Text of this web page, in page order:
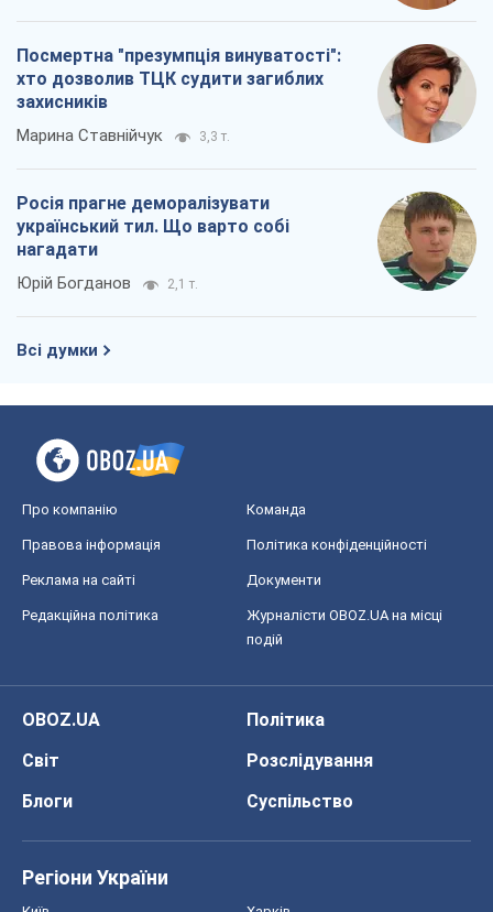
Посмертна "презумпція винуватості":
хто дозволив ТЦК судити загиблих
захисників
Марина Ставнійчук 3,3 т.
Росія прагне деморалізувати
український тил. Що варто собі
нагадати
Юрій Богданов 2,1 т.
Всі думки
Про компанію Команда
Правова інформація Політика конфіденційності
Реклама на сайті Документи
Редакційна політика
Журналісти OBOZ.UA на місці
подій
OBOZ.UA
Політика
Світ
Розслідування
Блоги
Суспільство
Регіони України